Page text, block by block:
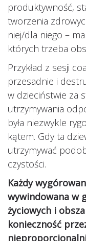
produktywność,
tworzenia
niej/dla niego –
których trzeba
Przykład z sesji
przesadnie i
w dzieciństwie za
utrzymywania
była niezwykle
kątem. Gdy ta
utrzymywać
czystości.
Każdy
wywindowana w
życiowych i
konieczność